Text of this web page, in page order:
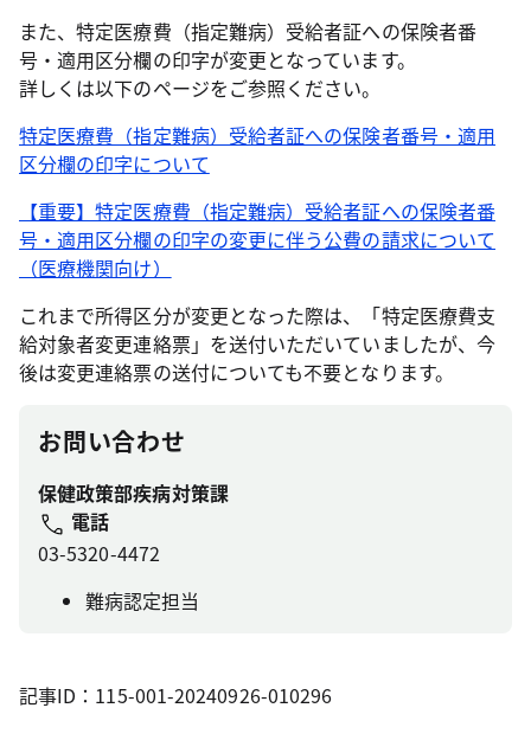
また、特定医療費（指定難病）受給者証への保険者番
号・適用区分欄の印字が変更となっています。
詳しくは以下のページをご参照ください。
特定医療費（指定難病）受給者証への保険者番号・適用
区分欄の印字について
【重要】特定医療費（指定難病）受給者証への保険者番
号・適用区分欄の印字の変更に伴う公費の請求について
（医療機関向け）
これまで所得区分が変更となった際は、「特定医療費支
給対象者変更連絡票」を送付いただいていましたが、今
後は変更連絡票の送付についても不要となります。
お問い合わせ
保健政策部疾病対策課
電話
03-5320-4472
難病認定担当
記事ID：115-001-20240926-010296